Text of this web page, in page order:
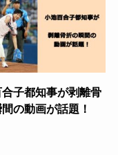
子都知事が剥離骨
の動画が話題！